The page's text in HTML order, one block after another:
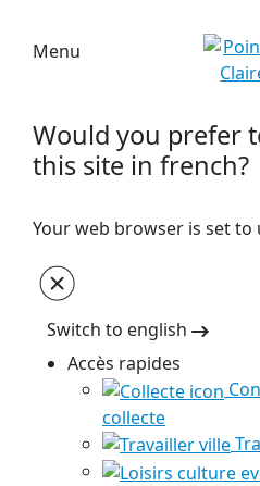
Menu
Would you prefer
this site in french?
Your web browser is set to
Switch to english
Accès rapides
collecte